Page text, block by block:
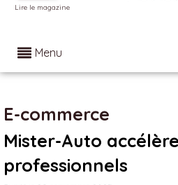
Lire le magazine
Menu
E-commerce
Mister-Auto
professionnels